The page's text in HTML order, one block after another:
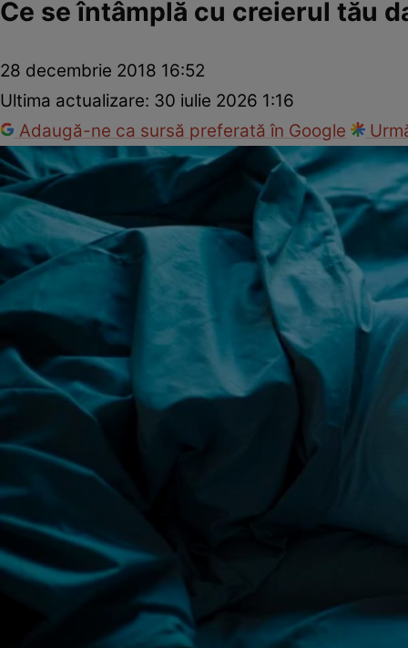
Ce se întâmplă cu creierul tău
28 decembrie 2018 16:52
Ultima actualizare: 30 iulie 2026 1:16
Adaugă-ne ca sursă preferată în Google